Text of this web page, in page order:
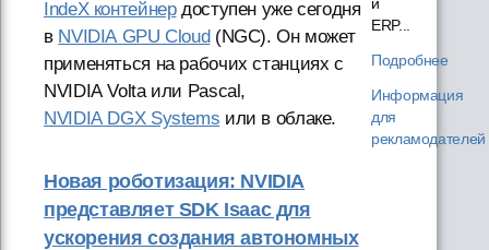
IndeX контейнердоступен уже сегодня
в NVIDIA GPU Cloud(NGC). Он может
применяться на рабочих станциях с
NVIDIA Volta или Pascal,
NVIDIA DGX Systems или в облаке.
Новая роботизация: NVIDIA
представляет SDK Isaac для
ускорения создания автономных
ERP...
Подробнее
Информация
для
рекламодателей